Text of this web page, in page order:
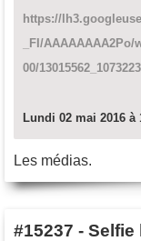
https://
_FI/
00/
Lundi 02 mai 2016 à
Les médias.
#15237 - Selfie